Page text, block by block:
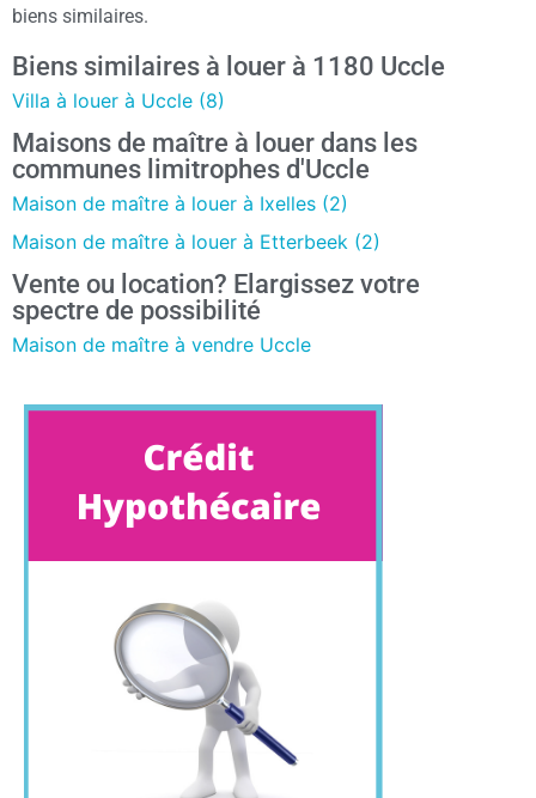
biens similaires.
Biens similaires à louer à 1180 Uccle
Villa à louer à Uccle (8)
Maisons de maître à louer dans les
communes limitrophes d'Uccle
Maison de maître à louer à Ixelles (2)
Maison de maître à louer à Etterbeek (2)
Vente ou location? Elargissez votre
spectre de possibilité
Maison de maître à vendre Uccle